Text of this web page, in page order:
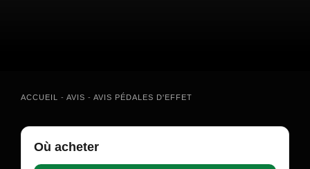
ACCUEIL - AVIS - AVIS PÉDALES D'EFFET
Où acheter